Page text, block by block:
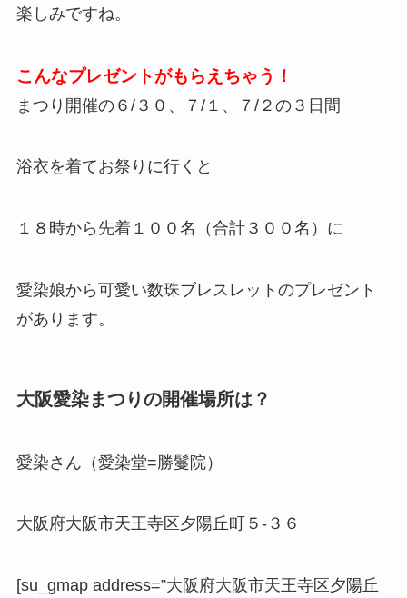
楽しみですね。
こんなプレゼントがもらえちゃう！
まつり開催の６/３０、７/１、７/２の３日間
浴衣を着てお祭りに行くと
１８時から先着１００名（合計３００名）に
愛染娘から可愛い数珠ブレスレットのプレゼント
があります。
大阪愛染まつりの開催場所は？
愛染さん（愛染堂=勝鬘院）
大阪府大阪市天王寺区夕陽丘町５-３６
[su_gmap address=”大阪府大阪市天王寺区夕陽丘